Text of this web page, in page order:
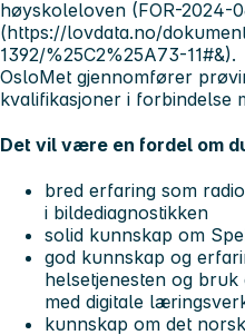
høyskoleloven (FOR-2024-
(https://lovdata.no/
1392/%25C2%25A73-11#&).
OsloMet gjennomfører
kvalifikasjoner i forbindelse
Det vil være en fordel om
bred erfaring som
i bildediagnostikken
solid kunnskap om
god kunnskap og
helsetjenesten og
med digitale
kunnskap om det